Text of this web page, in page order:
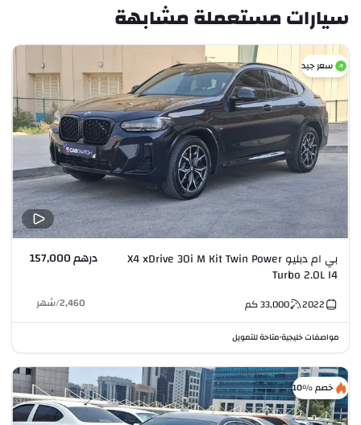
سيارات مستعملة مشابهة
سعر جيد
بي ام دبليو X4 xDrive 30i M Kit Twin Power
Turbo 2.0L I4
درهم 157,000
2022
33,000كم 2,460
/شهر
مواصفات خليجية•متاحة للتمويل
خصم %10